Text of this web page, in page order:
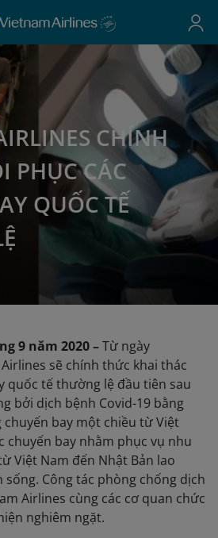
CHÍNH
PHỤC CÁC
QUỐC TẾ
9 năm 2020 –Từ ngày
sẽ chính thức khai thác
quốc tế thường lệ đầu tiên sau
bởi dịch bệnh Covid-19 bằng
bay một chiều từ Việt
chuyến bay nhằm phục vụ nhu
Việt Nam đến Nhật Bản lao
sống. Công tác phòng chống dịch
Airlines cùng các cơ quan chức
nghiêm ngặt.